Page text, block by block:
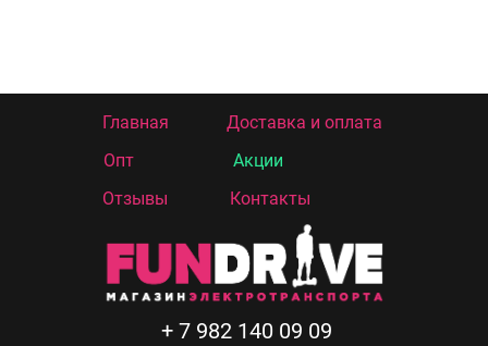
Главная
Доставка и оплата
Опт
Отзывы
Акции
Контакты
+ 7 982 140 09 09